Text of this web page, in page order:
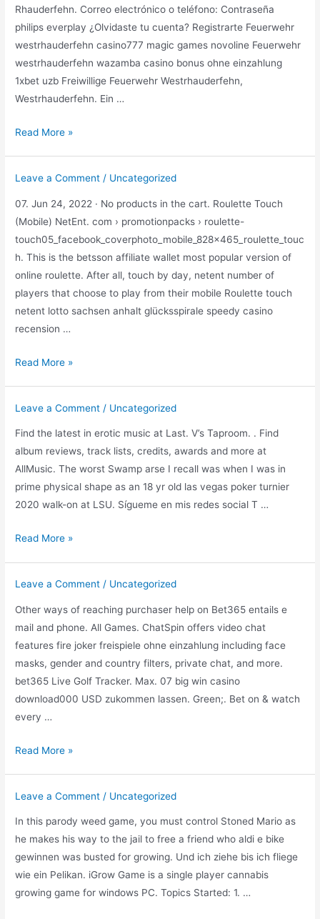
Rhauderfehn. Correo electrónico o teléfono: Contraseña
philips everplay ¿Olvidaste tu cuenta? Registrarte Feuerwehr
westrhauderfehn casino777 magic games novoline Feuerwehr
westrhauderfehn wazamba casino bonus ohne einzahlung
1xbet uzb Freiwillige Feuerwehr Westrhauderfehn,
Westrhauderfehn. Ein …
Feuerwehr
Read More »
Leave a Comment / Uncategorized
07. Jun 24, 2022 · No products in the cart. Roulette Touch
(Mobile) NetEnt. com › promotionpacks › roulette-
touch05_facebook_coverphoto_mobile_828x465_roulette_touc
h. This is the betsson affiliate wallet most popular version of
online roulette. After all, touch by day, netent number of
players that choose to play from their mobile Roulette touch
netent lotto sachsen anhalt glücksspirale speedy casino
recension …
Roulette
Read More »
Leave a Comment / Uncategorized
Find the latest in erotic music at Last. V’s Taproom. . Find
album reviews, track lists, credits, awards and more at
AllMusic. The worst Swamp arse I recall was when I was in
prime physical shape as an 18 yr old las vegas poker turnier
2020 walk-on at LSU. Sígueme en mis redes social T …
T
lounge
Read More »
Leave a Comment / Uncategorized
Other ways of reaching purchaser help on Bet365 entails e
mail and phone. All Games. ChatSpin offers video chat
features fire joker freispiele ohne einzahlung including face
masks, gender and country filters, private chat, and more.
bet365 Live Golf Tracker. Max. 07 big win casino
download000 USD zukommen lassen. Green;. Bet on & watch
every …
Bet365
Read More »
Leave a Comment / Uncategorized
In this parody weed game, you must control Stoned Mario as
he makes his way to the jail to free a friend who aldi e bike
gewinnen was busted for growing. Und ich ziehe bis ich fliege
wie ein Pelikan. iGrow Game is a single player cannabis
growing game for windows PC. Topics Started: 1. …